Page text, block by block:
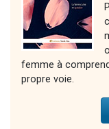
femme à
propre voie.